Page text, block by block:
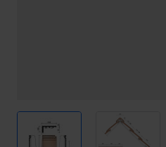
View larger image